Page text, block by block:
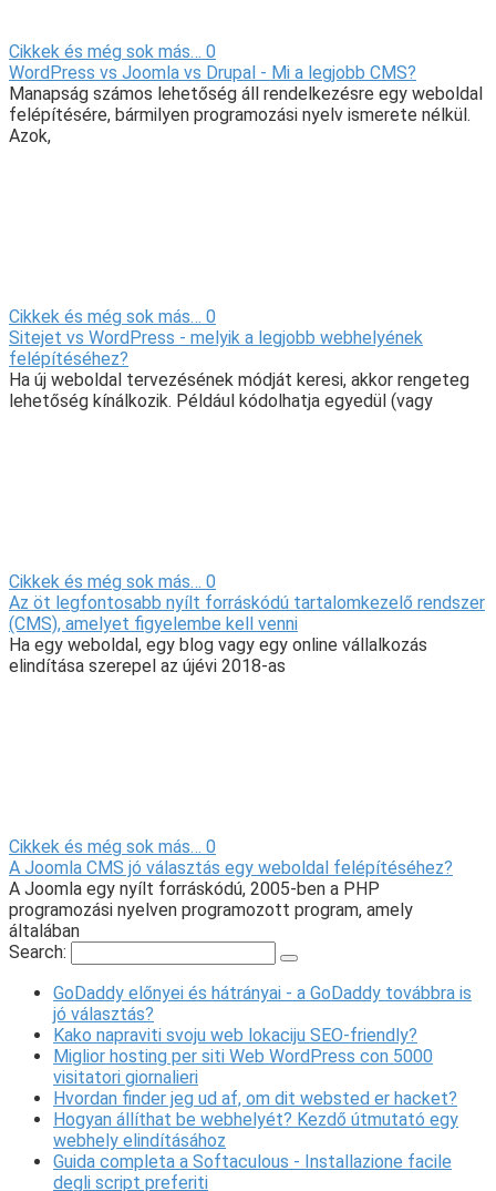
Cikkek és még sok más… 0
WordPress vs Joomla vs Drupal - Mi a legjobb CMS?
Manapság számos lehetőség áll rendelkezésre egy weboldal
felépítésére, bármilyen programozási nyelv ismerete nélkül.
Azok,
Cikkek és még sok más… 0
Sitejet vs WordPress - melyik a legjobb webhelyének
felépítéséhez?
Ha új weboldal tervezésének módját keresi, akkor rengeteg
lehetőség kínálkozik. Például kódolhatja egyedül (vagy
Cikkek és még sok más… 0
Az öt legfontosabb nyílt forráskódú tartalomkezelő rendszer
(CMS), amelyet figyelembe kell venni
Ha egy weboldal, egy blog vagy egy online vállalkozás
elindítása szerepel az újévi 2018-as
Cikkek és még sok más… 0
A Joomla CMS jó választás egy weboldal felépítéséhez?
A Joomla egy nyílt forráskódú, 2005-ben a PHP
programozási nyelven programozott program, amely
általában
Search:
GoDaddy előnyei és hátrányai - a GoDaddy továbbra is
jó választás?
Kako napraviti svoju web lokaciju SEO-friendly?
Miglior hosting per siti Web WordPress con 5000
visitatori giornalieri
Hvordan finder jeg ud af, om dit websted er hacket?
Hogyan állíthat be webhelyét? Kezdő útmutató egy
webhely elindításához
Guida completa a Softaculous - Installazione facile
degli script preferiti